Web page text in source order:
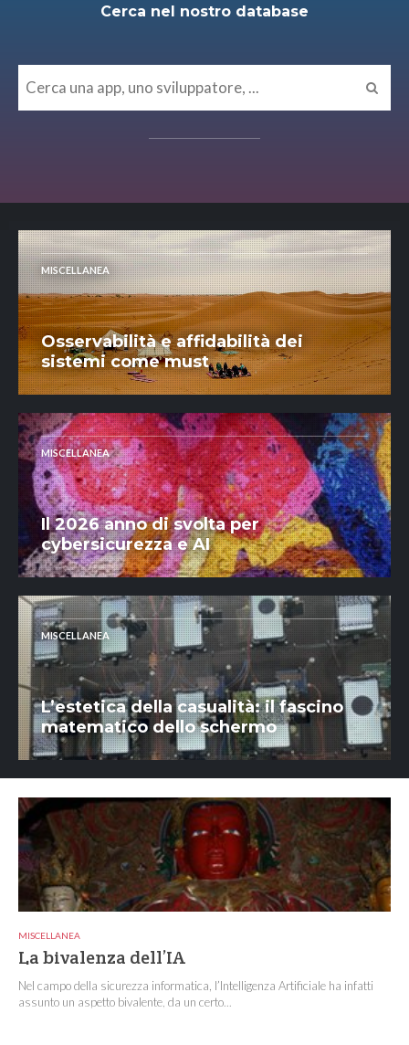
Cerca nel nostro database
MISCELLANEA
Osservabilità e affidabilità dei
sistemi come must
MISCELLANEA
Il 2026 anno di svolta per
cybersicurezza e AI
MISCELLANEA
L’estetica della casualità: il fascino
matematico dello schermo
MISCELLANEA
La bivalenza dell’IA
Nel campo della sicurezza informatica, l’Intelligenza Artificiale ha infatti
assunto un aspetto bivalente, da un certo...